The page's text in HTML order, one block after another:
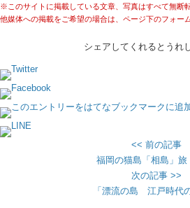
※このサイトに掲載している文章、写真はすべて無断
他媒体への掲載をご希望の場合は、ページ下のフォー
シェアしてくれるとうれ
<< 前の記事
福岡の猫島「相島」
次の記事 >>
「漂流の島 江戸時代